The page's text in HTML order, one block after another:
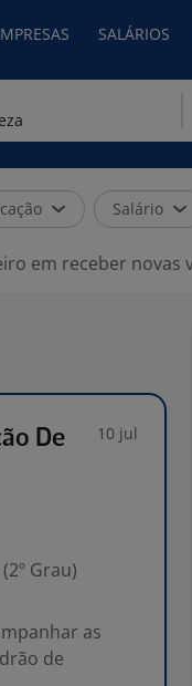
SALÁRIOS
Salário
em receber novas
De
10 jul
Grau)
as
de